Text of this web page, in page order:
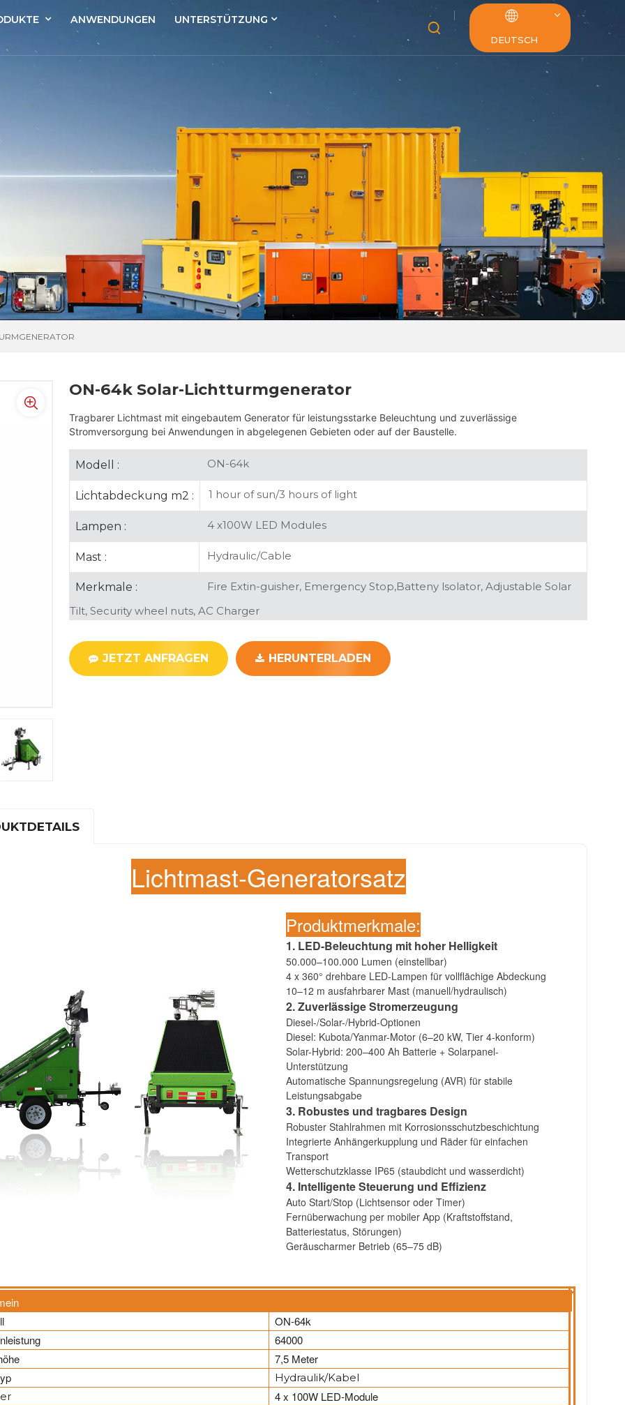
ANWENDUNGEN
UNTERSTÜTZUNG
DEUTSCH
ON-64k Solar-Lichtturmgenerator
Tragbarer Lichtmast mit eingebautem Generator für leistungsstarke Beleuchtung und zuverlässige
Stromversorgung bei Anwendungen in abgelegenen Gebieten oder auf der Baustelle.
Modell : ON-64k
Lichtabdeckung m2 : 1 hour of sun/3 hours of light
Lampen : 4 x100W LED Modules
Mast : Hydraulic/Cable
Merkmale :
Fire Extin-guisher, Emergency Stop,Batteny lsolator, Adjustable Solar
Tilt, Security wheel nuts, AC Charger
JETZT ANFRAGEN HERUNTERLADEN
Lichtmast-Generatorsatz
Produktmerkmale:
1. LED-Beleuchtung mit hoher Helligkeit
50.000–100.000 Lumen (einstellbar)
4 x 360° drehbare LED-Lampen für vollflächige Abdeckung
10–12 m ausfahrbarer Mast (manuell/hydraulisch)
2. Zuverlässige Stromerzeugung
Diesel-/Solar-/Hybrid-Optionen
Diesel: Kubota/Yanmar-Motor (6–20 kW, Tier 4-konform)
Solar-Hybrid: 200–400 Ah Batterie + Solarpanel-
Unterstützung
Automatische Spannungsregelung (AVR) für stabile
Leistungsabgabe
3. Robustes und tragbares Design
Robuster Stahlrahmen mit Korrosionsschutzbeschichtung
Integrierte Anhängerkupplung und Räder für einfachen
Transport
Wetterschutzklasse IP65 (staubdicht und wasserdicht)
4. Intelligente Steuerung und Effizienz
Auto Start/Stop (Lichtsensor oder Timer)
Fernüberwachung per mobiler App (Kraftstoffstand,
Batteriestatus, Störungen)
Geräuscharmer Betrieb (65–75 dB)
ON-64k
64000
7,5 Meter
Hydraulik/Kabel
4 x 100W LED-Module